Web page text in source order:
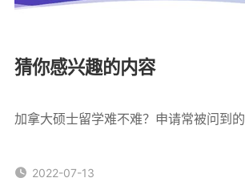
猜你感兴趣的内容
加拿大硕士留学难不难？申请常被问到的
2022-07-13